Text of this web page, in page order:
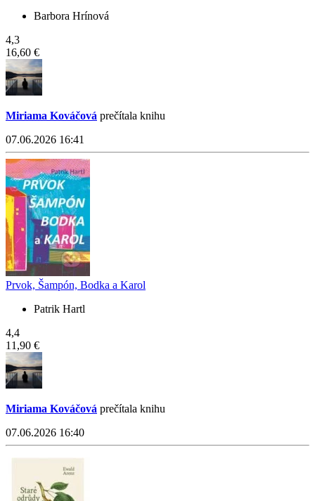
Barbora Hrínová
4,3
16,60 €
Miriama Kováčová prečítala knihu
07.06.2026 16:41
Prvok, Šampón, Bodka a Karol
Patrik Hartl
4,4
11,90 €
Miriama Kováčová prečítala knihu
07.06.2026 16:40